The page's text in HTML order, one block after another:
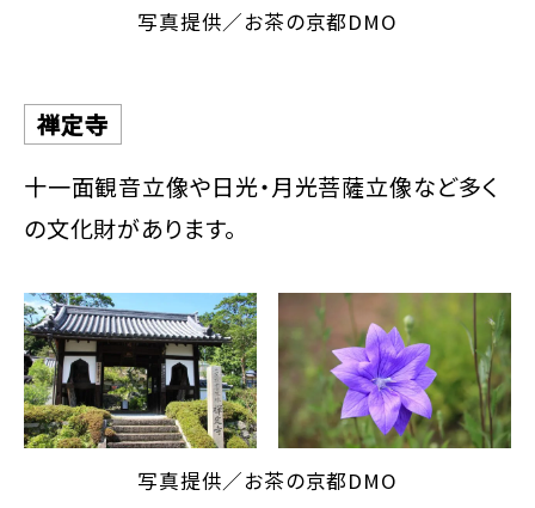
写真提供／お茶の京都DMO
禅定寺
十一面観音立像や日光・月光菩薩立像など多く
の文化財があります。
写真提供／お茶の京都DMO